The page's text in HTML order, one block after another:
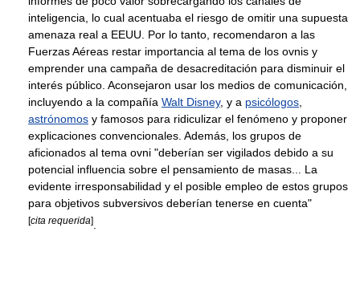
inteligencia, lo cual acentuaba el riesgo de omitir una supuesta
amenaza real a EEUU. Por lo tanto, recomendaron a las
Fuerzas Aéreas restar importancia al tema de los ovnis y
emprender una campaña de desacreditación para disminuir el
interés público. Aconsejaron usar los medios de comunicación,
incluyendo a la compañía Walt Disney, y a psicólogos
astrónomos y famosos para ridiculizar el fenómeno y proponer
explicaciones convencionales. Además, los grupos de
aficionados al tema ovni "deberían ser vigilados debido a su
potencial influencia sobre el pensamiento de masas... La
evidente irresponsabilidad y el posible empleo de estos grupos
para objetivos subversivos deberían tenerse en cuenta"
[cita requerida]